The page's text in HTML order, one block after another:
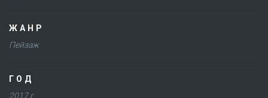
ЖАНР
Пейзаж
ГОД
2017 г.